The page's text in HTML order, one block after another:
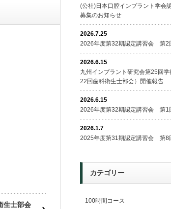
生士部会
(公社)日本口腔インプラント学会
募集のお知らせ
2026.7.25
2026年度第32期認定講習会 第2
2026.6.15
九州インプラント研究会第25回
22回歯科衛生士部会）開催報告
2026.6.15
2026年度第32期認定講習会 第1
2026.1.7
2025年度第31期認定講習会 第8
カテゴリー
100時間コース